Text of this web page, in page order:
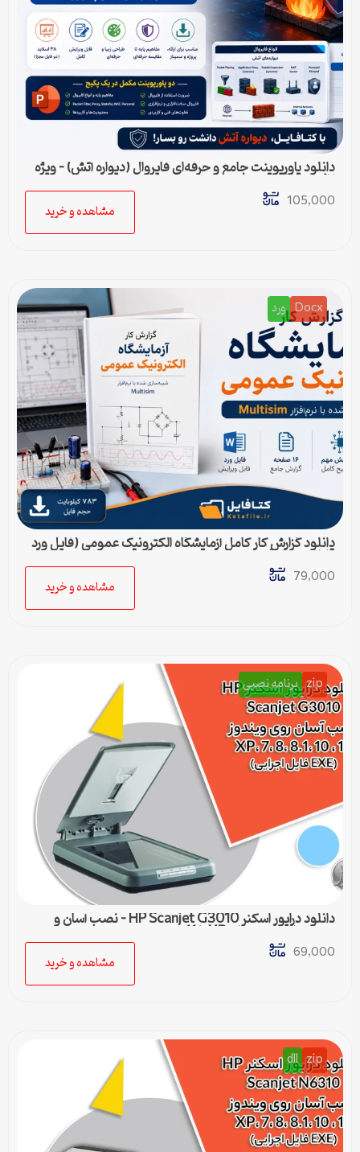
دانلود پاورپوینت جامع و حرفه‌ای فایروال (دیواره آتش) – ویژه
ارائه و پروژه
105,000
مشاهده و خرید
Docx ورد
دانلود گزارش کار کامل آزمایشگاه الکترونیک عمومی (فایل ورد
قابل ویرایش)
79,000
مشاهده و خرید
zip برنامه نصبی
دانلود درایور اسکنر HP Scanjet G3010 – نصب آسان و
سریع برای ویندوزهای XP تا 11
69,000
مشاهده و خرید
zip
dll